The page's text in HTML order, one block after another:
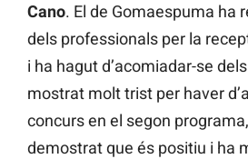
Cano. El de Gomaespuma ha
dels professionals per la
i ha hagut d’acomiadar-se
mostrat molt trist per haver
concurs en el segon
demostrat que és positiu i ha